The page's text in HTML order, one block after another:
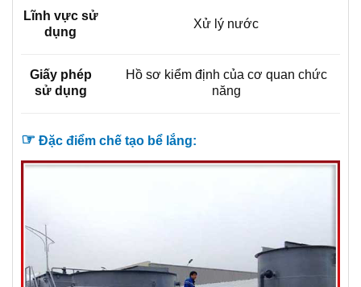
Lĩnh vực sử
dụng
Xử lý nước
Giấy phép
sử dụng
Hồ sơ kiểm định của cơ quan chức
năng
☞ Đặc điểm chế tạo bể lắng: